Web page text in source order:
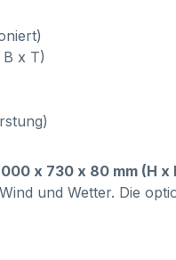
x T)
x 730 x 80 mm (H
und Wetter. Die